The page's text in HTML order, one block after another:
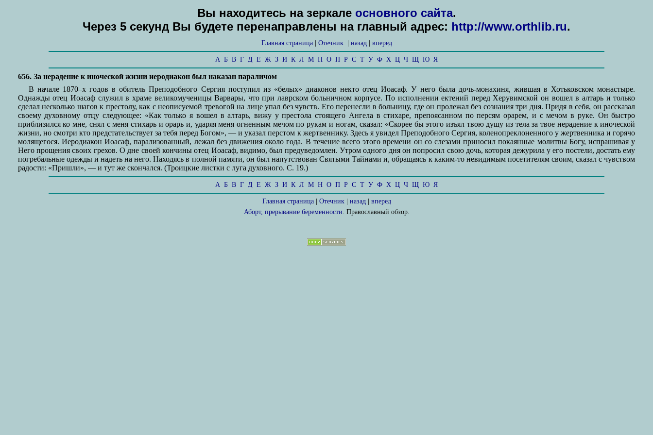
Вы находитесь на зеркале основного сайта.
Через 5 секунд Вы будете перенаправлены на главный адрес: http://www.orthlib.ru.
Главная страница| Отечник| назад| вперед
А Б В Г Д Е Ж З И К Л М Н О П Р С Т У Ф Х Ц Ч Щ Ю Я
656. За нерадение к иноческой жизни иеродиакон был наказан параличом
В начале 1870–х годов в обитель Преподобного Сергия поступил из «белых» диаконов некто отец Иоасаф. У него была дочь-монахиня, жившая в Хотьковском монастыре.
Однажды отец Иоасаф служил в храме великомученицы Варвары, что при лаврском больничном корпусе. По исполнении ектений перед Херувимской он вошел в алтарь и только
сделал несколько шагов к престолу, как с неописуемой тревогой на лице упал без чувств. Его перенесли в больницу, где он пролежал без сознания три дня. Придя в себя, он рассказал
своему духовному отцу следующее: «Как только я вошел в алтарь, вижу у престола стоящего Ангела в стихаре, препоясанном по персям орарем, и с мечом в руке. Он быстро
приблизился ко мне, снял с меня стихарь и орарь и, ударяя меня огненным мечом по рукам и ногам, сказал: «Скорее бы этого изъял твою душу из тела за твое нерадение к иноческой
жизни, но смотри кто предстательствует за тебя перед Богом», — и указал перстом к жертвеннику. Здесь я увидел Преподобного Сергия, коленопреклоненного у жертвенника и горячо
молящегося. Иеродиакон Иоасаф, парализованный, лежал без движения около года. В течение всего этого времени он со слезами приносил покаянные молитвы Богу, испрашивая у
Него прощения своих грехов. О дне своей кончины отец Иоасаф, видимо, был предуведомлен. Утром одного дня он попросил свою дочь, которая дежурила у его постели, достать ему
погребальные одежды и надеть на него. Находясь в полной памяти, он был напутствован Святыми Тайнами и, обращаясь к каким-то невидимым посетителям своим, сказал с чувством
радости: «Пришли», — и тут же скончался. (Троицкие листки с луга духовного. С. 19.)
А Б В Г Д Е Ж З И К Л М Н О П Р С Т У Ф Х Ц Ч Щ Ю Я
Главная страница| Отечник| назад| вперед
Аборт, прерывание беременности . Православный обзор.